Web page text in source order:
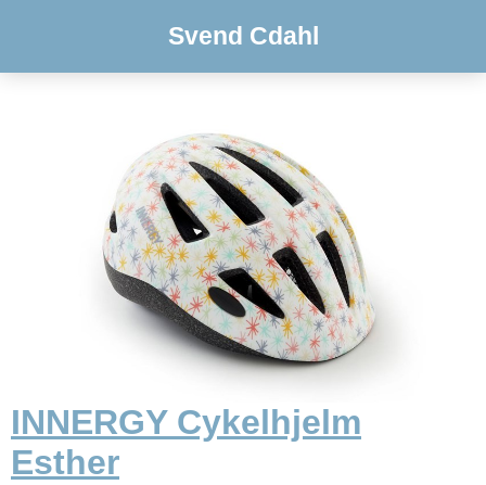
Svend Cdahl
INNERGY Cykelhjelm
Esther